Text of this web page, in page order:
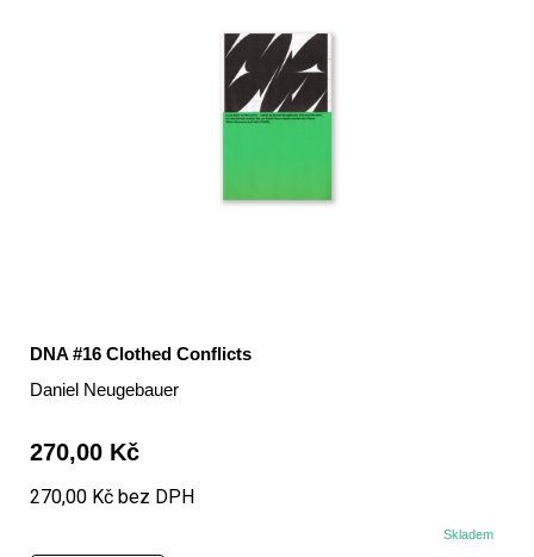
DNA #16 Clothed Conflicts
Daniel Neugebauer
270,00 Kč
270,00 Kč bez DPH
Skladem